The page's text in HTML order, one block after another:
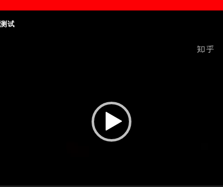
测试